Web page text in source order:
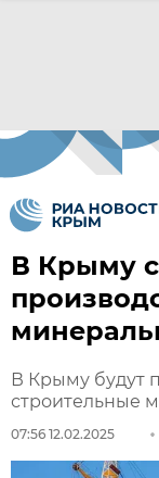
В Крыму
В Крыму будут
строительные
07:56 12.02.2025